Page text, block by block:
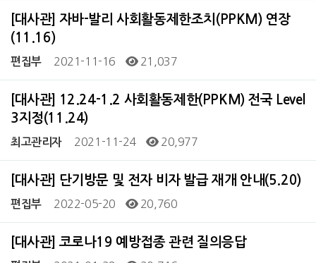
[대사관] 자바-발리 사회활동제한조치(PPKM) 연장
(11.16)
편집부 2021-11-16 21,037
[대사관] 12.24-1.2 사회활동제한(PPKM) 전국 Level
3지정(11.24)
최고관리자 2021-11-24 20,977
[대사관] 단기방문 및 전자 비자 발급 재개 안내(5.20)
편집부 2022-05-20 20,760
[대사관] 코로나19 예방접종 관련 질의응답